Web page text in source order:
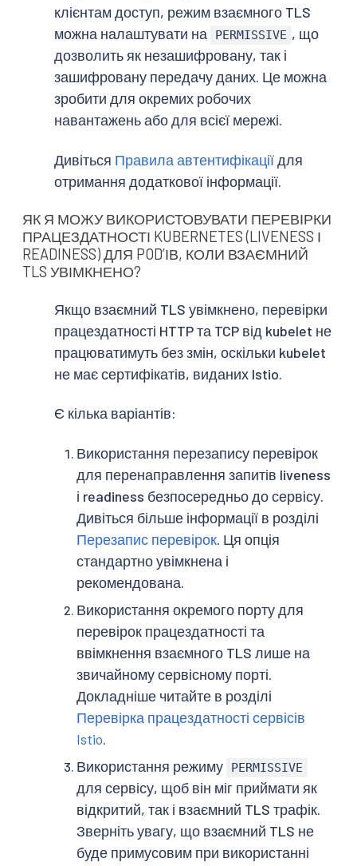
клієнтам доступ, режим взаємного TLS
можна налаштувати на
PERMISSIVE , що
дозволить як незашифровану, так і
зашифровану передачу даних. Це можна
зробити для окремих робочих
навантажень або для всієї мережі.
Дивіться Правила автентифікаціїдля
отримання додаткової інформації.
ЯК Я МОЖУ ВИКОРИСТОВУВАТИ ПЕРЕВІРКИ
ПРАЦЕЗДАТНОСТІ KUBERNETES (LIVENESS І
READINESS) ДЛЯ PODʼІВ, КОЛИ ВЗАЄМНИЙ
TLS УВІМКНЕНО?
Якщо взаємний TLS увімкнено, перевірки
працездатності HTTP та TCP від kubelet не
працюватимуть без змін, оскільки kubelet
не має сертифікатів, виданих Istio.
Є кілька варіантів:
Використання перезапису перевірок
для перенаправлення запитів liveness
і readiness безпосередньо до сервісу.
Дивіться більше інформації в розділі
Перезапис перевірок. Ця опція
стандартно увімкнена і
рекомендована.
Використання окремого порту для
перевірок працездатності та
ввімкнення взаємного TLS лише на
звичайному сервісному порті.
Докладніше читайте в розділі
Перевірка працездатності сервісів
Istio.
Використання режиму
PERMISSIVE
для сервісу, щоб він міг приймати як
відкритий, так і взаємний TLS трафік.
Зверніть увагу, що взаємний TLS не
буде примусовим при використанні